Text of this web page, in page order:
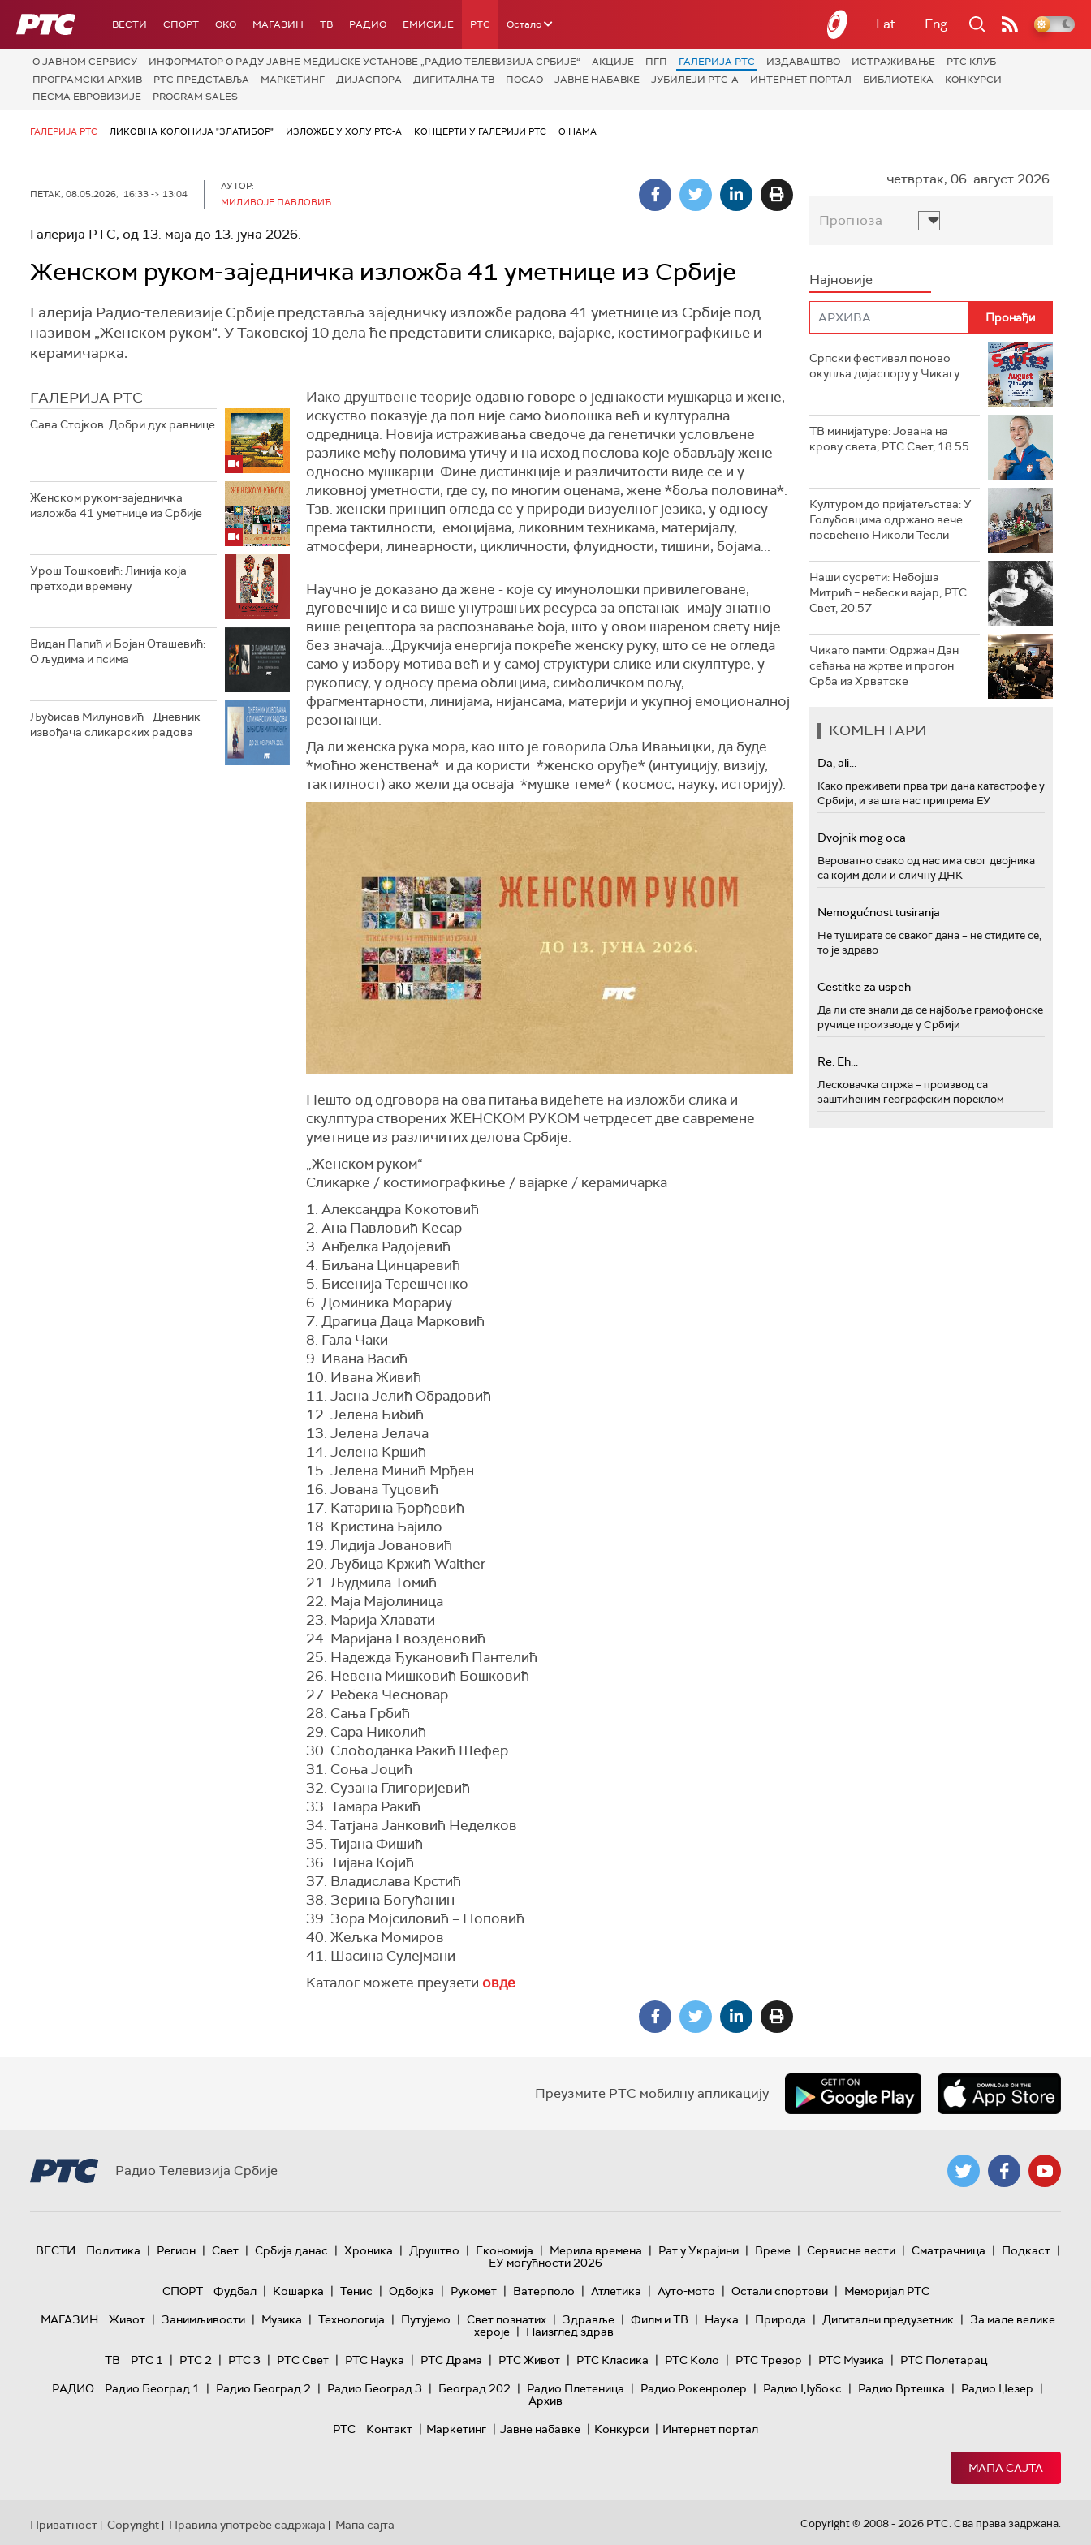
РТС ВЕСТИ СПОРТ OKO МАГАЗИН ТВ РАДИО ЕМИСИЈЕ РТС Остало Lat Eng
О JАВНОМ СЕРВИСУ ИНФОРМАТОР О РАДУ ЈАВНЕ МЕДИЈСКЕ УСТАНОВЕ „РАДИО-ТЕЛЕВИЗИЈА СРБИЈЕ“ АКЦИЈЕ ПГП ГАЛЕРИЈА РТС ИЗДАВАШТВО ИСТРАЖИВАЊЕ
РТС КЛУБ
ПРОГРАМСКИ АРХИВ
РТС ПРЕДСТАВЉА МАРКЕТИНГ ДИЈАСПОРА ДИГИТАЛНА ТВ ПОСАО ЈАВНЕ НАБАВКЕ ЈУБИЛЕЈИ РТС-А ИНТЕРНЕТ ПОРТАЛ БИБЛИОТЕКА
КОНКУРСИ
ПЕСМА ЕВРОВИЗИЈЕ
PROGRAM SALES
ГАЛЕРИЈА РТС ЛИКОВНА КОЛОНИЈА "ЗЛАТИБОР" ИЗЛОЖБЕ У ХОЛУ РТС-А КОНЦЕРТИ У ГАЛЕРИЈИ РТС О НАМА
ПЕТАК, 08.05.2026, 16:33 -> 13:04
АУТОР:
МИЛИВОЈЕ ПАВЛОВИЋ
Галерија РТС, од 13. маја до 13. јуна 2026.
Женском руком-заједничка изложба 41 уметнице из Србије
Галерија Радио-телевизије Србије представља заједничку изложбе радова 41 уметнице из Србије под
називом „Женском руком“. У Таковској 10 дела ће представити сликарке, вајарке, костимографкиње и
керамичарка.
ГАЛЕРИЈА РТС
Сава Стојков: Добри дух равнице
Женском руком-заједничка
изложба 41 уметнице из Србије
Урош Тошковић: Линија која
претходи времену
Видан Папић и Бојан Оташевић:
О људима и псима
Љубисав Милуновић - Дневник
извођача сликарских радова
Иако друштвене теорије одавно говоре о једнакости мушкарца и жене,
искуство показује да пол није само биолошка већ и културална
одредница. Новија истраживања сведоче да генетички условљене
разлике међу половима утичу и на исход послова које обављају жене
односно мушкарци. Фине дистинкције и различитости виде се и у
ликовној уметности, где су, по многим оценама, жене *боља половина*.
Тзв. женски принцип огледа се у природи визуелног језика, у односу
према тактилности, емоцијама, ликовним техникама, материјалу,
атмосфери, линеарности, цикличности, флуидности, тишини, бојама...
Научно је доказано да жене - које су имунолошки привилеговане,
дуговечније и са више унутрашњих ресурса за опстанак -имају знатно
више рецептора за распознавање боја, што у овом шареном свету није
без значаја...Друкчија енергија покреће женску руку, што се не огледа
само у избору мотива већ и у самој структури слике или скулптуре, у
рукопису, у односу према облицима, симболичком пољу,
фрагментарности, линијама, нијансама, материји и укупној емоционалној
резонанци.
Да ли женска рука мора, као што је говорила Оља Ивањицки, да буде
*моћно женствена* и да користи *женско оруђе* (интуицију, визију,
тактилност) ако жели да осваја *мушке теме* ( космос, науку, историју).
Нешто од одговора на ова питања видећете на изложби слика и
скулптура створених ЖЕНСКОМ РУКОМ четрдесет две савремене
уметнице из различитих делова Србије.
„Женском руком“
Сликарке / костимографкиње / вајарке / керамичарка
1. Александра Кокотовић
2. Ана Павловић Кесар
3. Анђелка Радојевић
4. Биљана Цинцаревић
5. Бисенија Терешченко
6. Доминика Морариу
7. Драгица Даца Марковић
8. Гала Чаки
9. Ивана Васић
10. Ивана Живић
11. Јасна Јелић Обрадовић
12. Јелена Бибић
13. Јелена Јелача
14. Јелена Кршић
15. Јелена Минић Мрђен
16. Јована Туцовић
17. Катарина Ђорђевић
18. Кристина Бајило
19. Лидија Јовановић
20. Љубица Кржић Walther
21. Људмила Томић
22. Маја Мајолиница
23. Марија Хлавати
24. Маријана Гвозденовић
25. Надeжда Ђукановић Пантeлић
26. Нeвeна Мишковић Бошковић
27. Ребека Чесновар
28. Сања Грбић
29. Сара Николић
30. Слободанка Ракић Шефер
31. Соња Јоцић
32. Сузана Глигоријевић
33. Тамара Ракић
34. Татјана Јанковић Неделков
35. Тијана Фишић
36. Тијана Којић
37. Владислава Крстић
38. Зeрина Богућанин
39. Зора Мојсиловић – Поповић
40. Жељка Момиров
41. Шасина Сулејмани
Каталог можете преузети овде.
четвртак, 06. август 2026.
Прогноза
Најновије
Српски фестивал поново
окупља дијаспору у Чикагу
ТВ минијатуре: Јована на
крову света, РТС Свет, 18.55
Културом до пријатељства: У
Голубовцима одржано вече
посвећено Николи Тесли
Наши сусрети: Небојша
Митрић – небески вајар, РТС
Свет, 20.57
Чикаго памти: Одржан Дан
сећања на жртве и прогон
Срба из Хрватске
КОМЕНТАРИ
Da, ali...
Како преживети прва три дана катастрофе у
Србији, и за шта нас припрема ЕУ
Dvojnik mog oca
Вероватно свако од нас има свог двојника
са којим дели и сличну ДНК
Nemogućnost tusiranja
Не туширате се сваког дана – не стидите се,
то је здраво
Cestitke za uspeh
Да ли сте знали да се најбоље грамофонске
ручице производе у Србији
Re: Eh...
Лесковачка спржа – производ са
заштићеним географским пореклом
Преузмите РТС мобилну апликацију
Радио Телевизија Србије
ВЕСТИ Политика | Регион | Свет | Србија данас | Хроника | Друштво | Економија | Мерила времена | Рат у Украјини | Време | Сервисне вести | Сматрачница | Подкаст |
ЕУ могућности 2026
СПОРТ
Фудбал | Кошарка | Тенис | Одбојка | Рукомет | Ватерполо | Атлетика | Ауто-мото | Остали спортови | Меморијал РТС
МАГАЗИН
Живот | Занимљивости | Музика | Технологијa | Путујемо | Свет познатих | Здравље | Филм и ТВ | Наука | Природа | Дигитални предузетник | За мале велике
хероје | Наизглед здрав
ТВ
РТС 1 | РТС 2 | РТС 3 | РТС Свет | РТС Наука | РТС Драма | РТС Живот | РТС Класика | РТС Коло | РТС Трезор | РТС Музика | РТС Полетарац
РАДИО
Радио Београд 1 | Радио Београд 2 | Радио Београд 3 | Београд 202 | Радио Плетеница | Радио Рокенролер | Радио Џубокс | Радио Вртешка | Радио Џезер |
Архив
РТС
Контакт | Маркетинг | Јавне набавке | Конкурси | Интернет портал
МАПА САЈТА
Приватност | Copyright | Правила употребе садржаја | Мапа сајта Copyright © 2008 - 2026 РТС. Сва права задржана.